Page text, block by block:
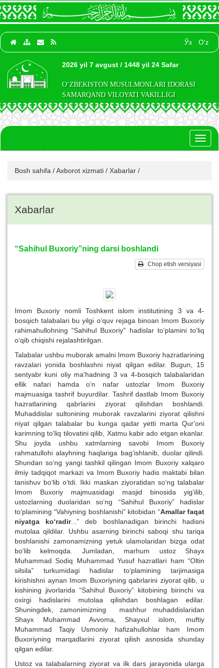
Ўз O‘z
2026 yil 7 avgust / 1448 yil 24 Safar
O‘ZBEKISTON MUSULMONLARI IDORASI
SAMARQAND VILOYATI VAKILLIGI
Bosh sahifa /Axborot xizmati / Xabarlar /
Xabarlar
“Sahihul Buxoriy”ning darsi boshlandi
Chop etish versiyasi
Imom Buxoriy nomli Toshkent islom institutining 3 va 4-
bosqich talabalari bu yilgi o‘quv rejaga binoan Imom Buxoriy
rahimahullohning “Sahihul Buxoriy” hadislar to‘plamini to‘liq
o‘qib chiqishi rejalashtirilgan.
Talabalar ushbu muborak amalni Imom Buxoriy hazratlarining
ravzalari yonida boshlashni niyat qilgan edilar. Bugun, 15
sentyabr kuni oliy ma'hadning 3 va 4-bosqich talabalaridan
ellik nafari hamda o‘n nafar ustozlar Imom Buxoriy
majmuasiga tashrif buyurdilar. Tashrif dastlab Imom Buxoriy
hazratlarining qabrlarini ziyorat qilishdan boshlandi.
Muhaddislar sultonining muborak ravzalarini ziyorat qilishni
niyat qilgan talabalar bu kunga qadar yetti marta Qur'oni
karimning to‘liq tilovatini qilib, Xatmu kabir ado etgan ekanlar.
Shu joyda ushbu xatmlarning savobi Imom Buxoriy
rahmatullohi alayhning haqlariga bag‘ishlanib, duolar qilindi.
Shundan so‘ng yangi tashkil qilingan Imom Buxoriy xalqaro
ilmiy tadqiqot markazi va Imom Buxoriy hadis maktabi bilan
tanishuv bo‘lib o‘tdi. Ikki maskan ziyoratidan so‘ng talabalar
Imom Buxoriy majmuasidagi masjid binosida yig‘ilib,
ustozlarning duolaridan so‘ng “Sahihul Buxoriy” hadislar
to‘plamining “Vahiyning boshlanishi” kitobidan “Amallar faqat
niyatga ko‘radir...” deb boshlanadigan birinchi hadisni
mutolaa qildilar. Ushbu asarning birinchi saboqi shu tariqa
boshlanishi zamonamizning yetuk ulamolaridan bizga odat
bo‘lib kelmoqda. Jumladan, marhum ustoz Shayx
Muhammad Sodiq Muhammad Yusuf hazratlari ham “Oltin
silsila” turkumidagi hadislar to‘plamining tarjimasiga
kirishishni aynan Imom Buxoriyning qabrlarini ziyorat qilib, u
kishining jivorlarida “Sahihul Buxoriy” kitobining birinchi va
oxirgi hadislarini mutolaa qilishdan boshlagan edilar.
Shuningdek, zamonimizning mashhur muhaddislaridan
Shayx Muhammad Avvoma, Shayxul islom, muftiy
Muhammad Taqiy Usmoniy hafizahullohlar ham Imom
Buxoriyning marqadlarini ziyorat qilish asnosida shunday
qilgan edilar.
Ustoz va talabalarning ziyorat va ilk dars jarayonida ularga